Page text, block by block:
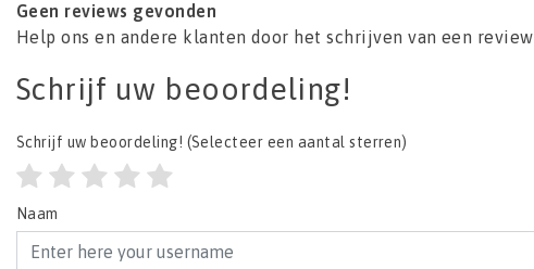
Geen reviews gevonden
Help ons en andere klanten door het schrijven van een review
Schrijf uw beoordeling!
Schrijf uw beoordeling! (Selecteer een aantal sterren)
Naam